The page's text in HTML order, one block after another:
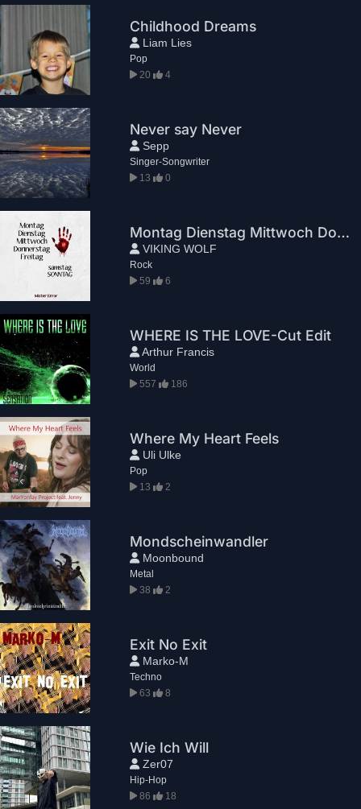
Childhood Dreams
Liam Lies
Pop
20
4
Never say Never
Sepp
Singer-Songwriter
13
0
Montag Dienstag Mittwoch Donnerstag Freitag Samstag Sonntag
VIKING WOLF
Rock
59
6
WHERE IS THE LOVE-Cut Edit
Arthur Francis
World
557
186
Where My Heart Feels
Uli Ulke
Pop
13
2
Mondscheinwandler
Moonbound
Metal
38
2
Exit No Exit
Marko-M
Techno
63
8
Wie Ich Will
Zer07
Hip-Hop
86
18